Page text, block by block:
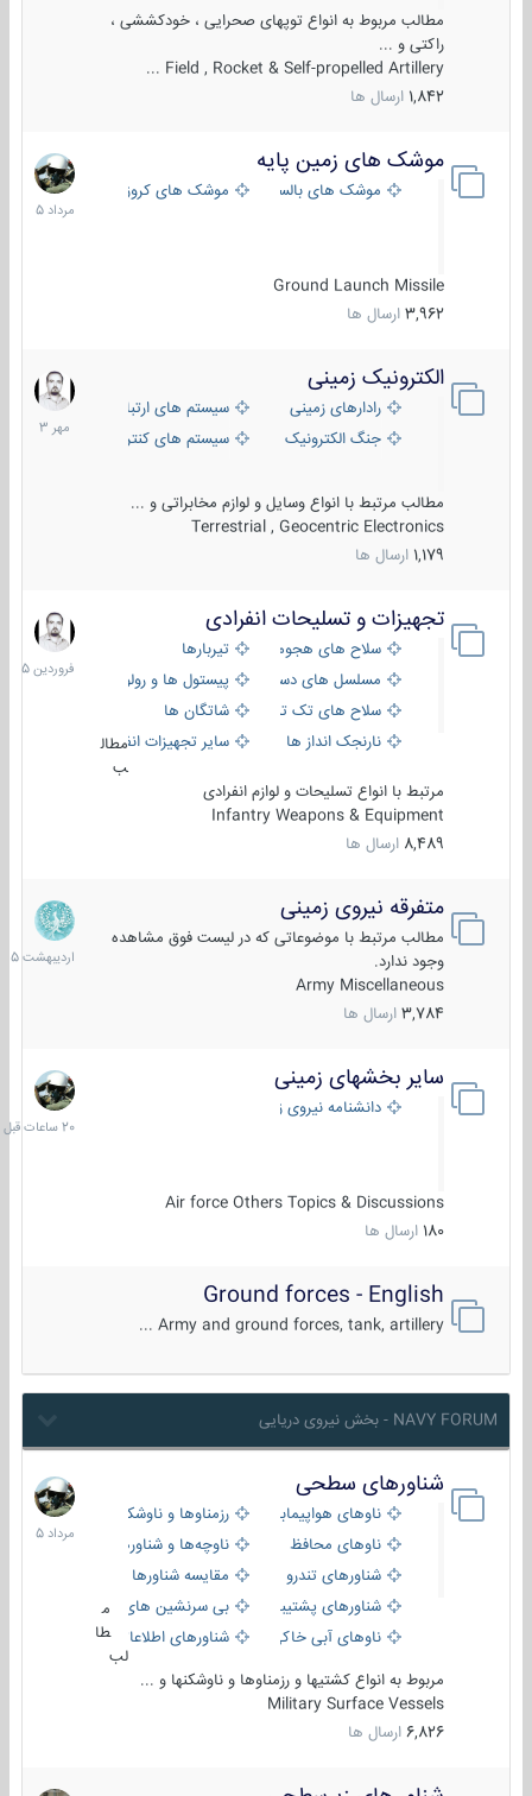
مطالب مربوط به انواع توپهای صحرایی ، خودکششی ،
راکتی و ...
Field , Rocket & Self-propelled Artillery ...
1,842 ارسال ها
موشک های زمین پایه
موشک های بالستیک موشک های کروز
Ground Launch Missile
3,962 ارسال ها
2
مرداد
1405
الکترونیک زمینی
رادارهای زمینی
سیستم های ارتباطی و جمع آوری
جنگ الکترونیک
سیستم های کنترل آتش و تجهیزات
مطالب مرتبط با انواع وسایل و لوازم مخابراتی و ...
Terrestrial , Geocentric Electronics
1,179 ارسال ها
1
مهر
1403
تجهیزات و تسلیحات انفرادی
سلاح های هجومی
تیربارها
مسلسل های دستی
پیستول ها و رولورها
سلاح های تک تیر اندازیشاتگان ها
نارنجک انداز ها
سایر تجهیزات انفرادی
مطال
ب
مرتبط با انواع تسلیحات و لوازم انفرادی
Infantry Weapons & Equipment
8,489 ارسال ها
17
فروردین
1405
متفرقه نیروی زمینی
مطالب مرتبط با موضوعاتی که در لیست فوق مشاهده
وجود ندارد.
Army Miscellaneous
3,784 ارسال ها
27
1405
سایر بخشهای زمینی
دانشنامه نیروی زمینی
Air force Others Topics & Discussions
180 ارسال ها
20
ساعات
قبل
Ground forces - English
Army and ground forces, tank, artillery ...
NAVY FORUM - بخش نیروی دریایی
شناورهای سطحی
ناوهای هواپیمابر و بالگرد بررزمناوها و ناوشکن‌ها
ناوهای محافظ
ناوچه‌ها و شناورهای گشتی
شناورهای تندرو
مقایسه شناورها
شناورهای پشتیبانی
بی سرنشین های دریایی
ناوهای آبی خاکی و نیروبرشناورهای اطلاعاتی و جاسوسی
طا
لب
مربوط به انواع کشتیها و رزمناوها و ناوشکنها و ...
Military Surface Vessels
6,826 ارسال ها
2
مرداد
1405